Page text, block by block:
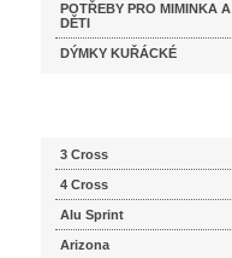
POTŘEBY PRO MIMINKA A
DĚTI
DÝMKY KUŘÁCKÉ
3 Cross
4 Cross
Alu Sprint
Arizona